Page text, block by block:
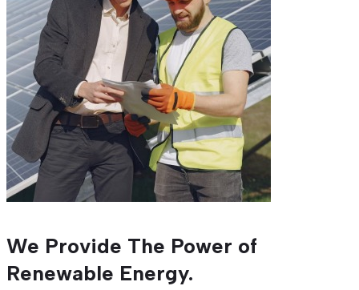
We Provide The Power of
Renewable Energy.